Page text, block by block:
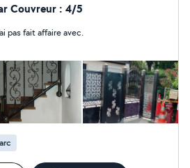
Couvreur : 4/5
pas fait affaire avec.